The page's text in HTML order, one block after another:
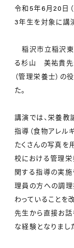
令和5年6月20日
3年生を対象に講
稲沢市立稲沢東
る杉山 美祐貴先
（管理栄養士）の
た。
講演では、栄養教
指導（食物アレル
たくさんの写真を
校における管理栄
関する指導の実施
理員の方への調
わっていることを
先生から直接お話
な経験となりま